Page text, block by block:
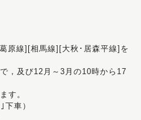
原線][相馬線][大秋･居森平線]を
，及び12月～3月の10時から17
す。
下車）